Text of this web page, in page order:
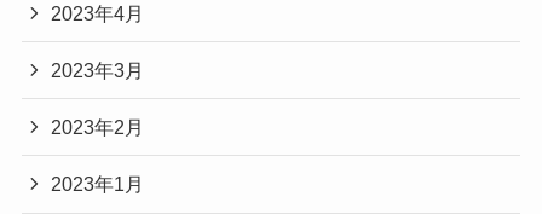
2023年4月
2023年3月
2023年2月
2023年1月